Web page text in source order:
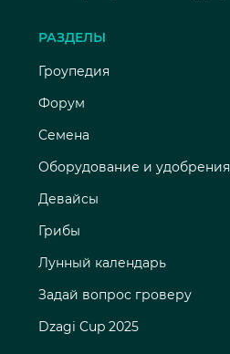
РАЗДЕЛЫ
Гроупедия
Форум
Семена
Оборудование и удобрения
Девайсы
Грибы
Лунный календарь
Задай вопрос гроверу
Dzagi Cup 2025